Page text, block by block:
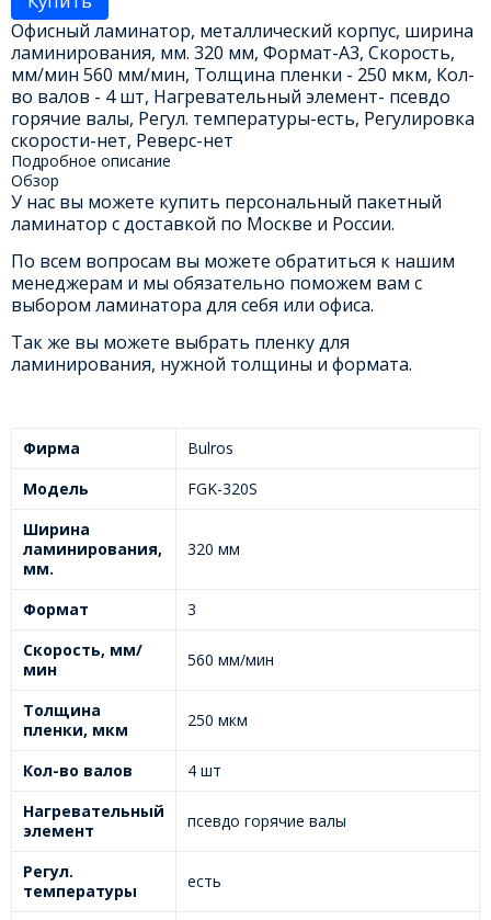
Офисный ламинатор, металлический корпус, ширина
ламинирования, мм. 320 мм, Формат-А3, Скорость,
мм/мин 560 мм/мин, Толщина пленки - 250 мкм, Кол-
во валов - 4 шт, Нагревательный элемент- псевдо
горячие валы, Регул. температуры-есть, Регулировка
скорости-нет, Реверс-нет
Подробное описание
Обзор
У нас вы можете купить персональный пакетный
ламинатор с доставкой по Москве и России.
По всем вопросам вы можете обратиться к нашим
менеджерам и мы обязательно поможем вам с
выбором ламинатора для себя или офиса.
Так же вы можете выбрать пленку для
ламинирования, нужной толщины и формата.
Фирма
Bulros
Модель
FGK-320S
Ширина
ламинирования,
мм.
320 мм
Формат
3
Скорость, мм/
мин
560 мм/мин
Толщина
пленки, мкм
250 мкм
Кол-во валов
4 шт
Нагревательный
элемент
псевдо горячие валы
Регул.
температуры
есть